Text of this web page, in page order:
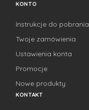
KONTO
Instrukcje do pobrania
Twoje zamówienia
Ustawienia konta
Promocje
Nowe produkty
KONTAKT